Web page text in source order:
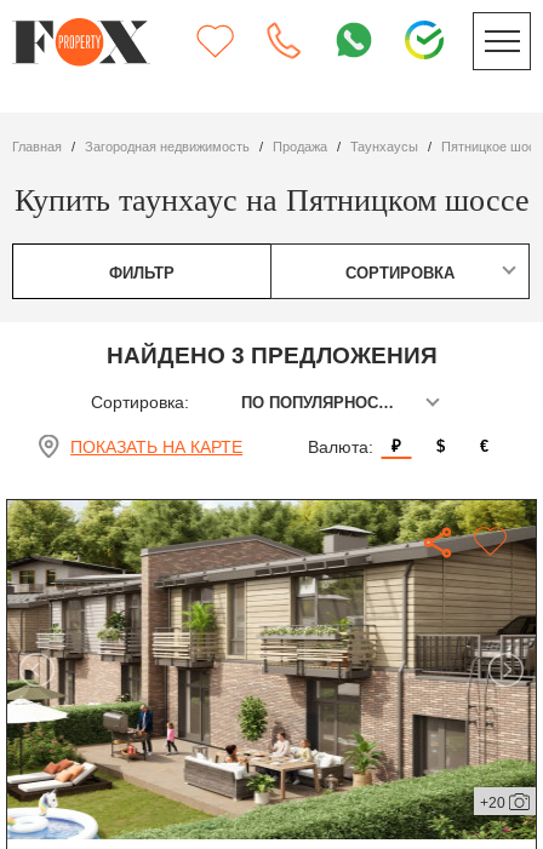
Главная Загородная недвижимость Продажа таунхаусы Пятницкое
Купить таунхаус на Пятницком шоссе
ФИЛЬТР СОРТИРОВКА
НАЙДЕНО 3 ПРЕДЛОЖЕНИЯ
Сортировка: ПО ПОПУЛЯРНОСТИ
ПОКАЗАТЬ НА КАРТЕ Валюта: ₽ $ €
+20